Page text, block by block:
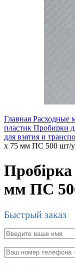
Главная Расходные
пластик Пробирки
для взятия и
x 75 мм ПС 500 шт/
мм ПС
Быстрый заказ